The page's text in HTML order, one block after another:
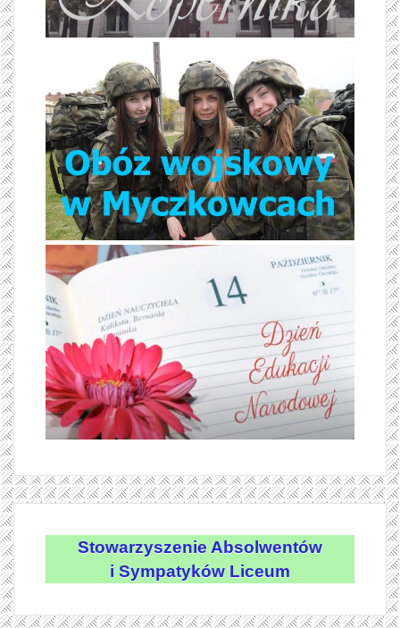
Stowarzyszenie Absolwentów
i Sympatyków Liceum